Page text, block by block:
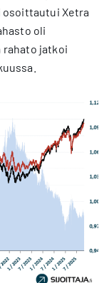
Xetra
oli
rahato jatkoi